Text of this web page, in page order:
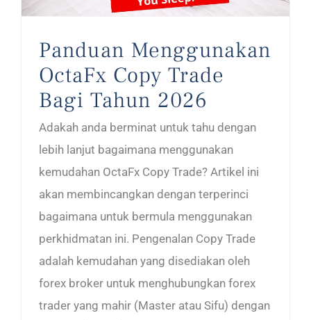
Panduan Menggunakan
OctaFx Copy Trade
Bagi Tahun 2026
Adakah anda berminat untuk tahu dengan
lebih lanjut bagaimana menggunakan
kemudahan OctaFx Copy Trade? Artikel ini
akan membincangkan dengan terperinci
bagaimana untuk bermula menggunakan
perkhidmatan ini. Pengenalan Copy Trade
adalah kemudahan yang disediakan oleh
forex broker untuk menghubungkan forex
trader yang mahir (Master atau Sifu) dengan